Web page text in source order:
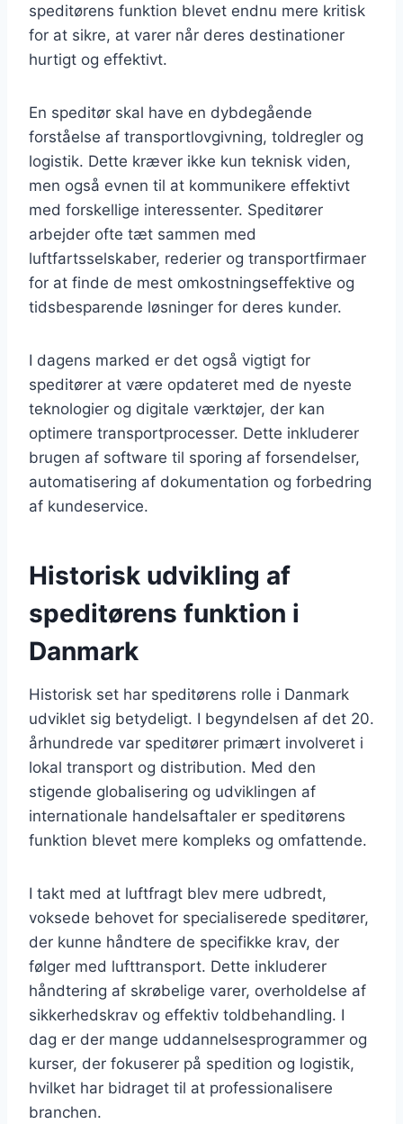
speditørens funktion blevet endnu mere kritisk
for at sikre, at varer når deres destinationer
hurtigt og effektivt.
En speditør skal have en dybdegående
forståelse af transportlovgivning, toldregler og
logistik. Dette kræver ikke kun teknisk viden,
men også evnen til at kommunikere effektivt
med forskellige interessenter. Speditører
arbejder ofte tæt sammen med
luftfartsselskaber, rederier og transportfirmaer
for at finde de mest omkostningseffektive og
tidsbesparende løsninger for deres kunder.
I dagens marked er det også vigtigt for
speditører at være opdateret med de nyeste
teknologier og digitale værktøjer, der kan
optimere transportprocesser. Dette inkluderer
brugen af software til sporing af forsendelser,
automatisering af dokumentation og forbedring
af kundeservice.
Historisk udvikling af
speditørens funktion i
Danmark
Historisk set har speditørens rolle i Danmark
udviklet sig betydeligt. I begyndelsen af det 20.
århundrede var speditører primært involveret i
lokal transport og distribution. Med den
stigende globalisering og udviklingen af
internationale handelsaftaler er speditørens
funktion blevet mere kompleks og omfattende.
I takt med at luftfragt blev mere udbredt,
voksede behovet for specialiserede speditører,
der kunne håndtere de specifikke krav, der
følger med lufttransport. Dette inkluderer
håndtering af skrøbelige varer, overholdelse af
sikkerhedskrav og effektiv toldbehandling. I
dag er der mange uddannelsesprogrammer og
kurser, der fokuserer på spedition og logistik,
hvilket har bidraget til at professionalisere
branchen.